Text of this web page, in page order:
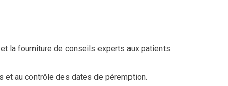
la fourniture de conseils experts aux patients.
et au contrôle des dates de péremption.